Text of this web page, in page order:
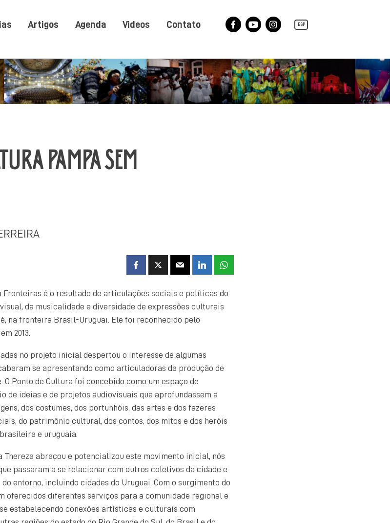
Artigos Agenda Videos Contato
Facebook
YouTubeInstagram
ESP
PAMPA SEM
Fronteiras é o resultado de articulações sociais e políticas do
da musicalidade e diversidade de expressões culturais
na fronteira Brasil-Uruguai. Ele foi reconhecido pelo
2013.
no projeto inicial despertou o interesse de algumas
se apresentando como articuladoras da produção de
O Ponto de Cultura foi concebido como um espaço de
de ideias e de projetos audiovisuais que aprofundassem a
dos costumes, dos portunhóis, das artes e dos fazeres
do patrimônio cultural, dos contos, dos mitos e dos heróis
e uruguaia.
Thereza abraçou e potencializou este movimento inicial, nós
passaram a se relacionar com outros coletivos da cidade e
entorno, incluindo cidades do Uruguai. Com o surgimento do
oferecidos diferentes serviços para a comunidade regional e
estabelecendo conexões artísticas e culturais com